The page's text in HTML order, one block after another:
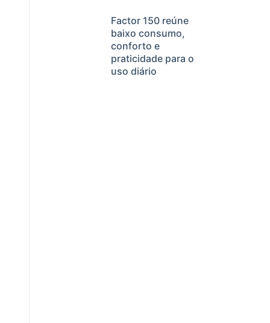
Factor 150 reúne
baixo consumo,
conforto e
praticidade para o
uso diário